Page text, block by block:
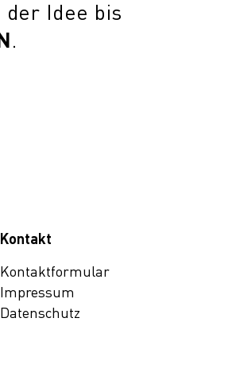
der Idee bis
.
Kontakt
Kontaktformular
Impressum
Datenschutz